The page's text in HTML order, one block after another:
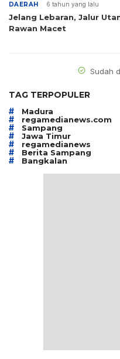
DAERAH 6 tahun yang lalu
Jelang Lebaran, Jalur
Rawan Macet
Sudah
TAG TERPOPULER
# Madura
# regamedianews.com
# Sampang
# Jawa Timur
# regamedianews
# Berita Sampang
# Bangkalan